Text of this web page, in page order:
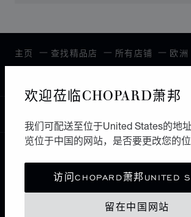
欢迎莅临CHOPARD萧邦
我们可配送至位于United States的地
览位于中国的网站，是否要更改您的位
访问CHOPARD萧邦UNITED
留在中国网站
主页 查找精品店 所有店铺 欧洲
本地化（更改国家/地区）
更改国家/地区